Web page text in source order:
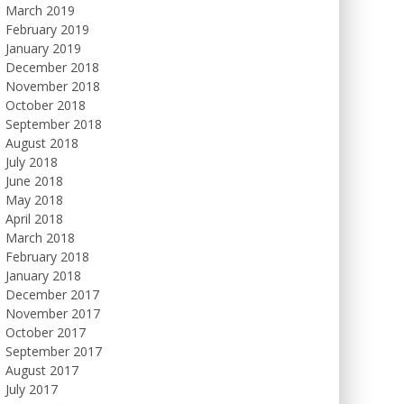
March 2019
February 2019
January 2019
December 2018
November 2018
October 2018
September 2018
August 2018
July 2018
June 2018
May 2018
April 2018
March 2018
February 2018
January 2018
December 2017
November 2017
October 2017
September 2017
August 2017
July 2017